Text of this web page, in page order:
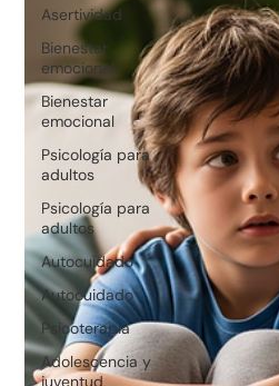
Asertividad
Bienestar
emocional
Bienestar
emocional
Psicología para
adultos
Psicología para
adultos
Autocuidado
Autocuidado
Psicoterapia
Adolescencia y
juventud